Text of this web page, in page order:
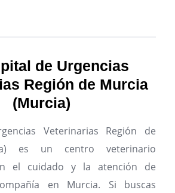
de Urgencias
Región de Murcia
(Murcia)
Veterinarias Región de
es un centro veterinario
el cuidado y la atención de
en Murcia. Si buscas